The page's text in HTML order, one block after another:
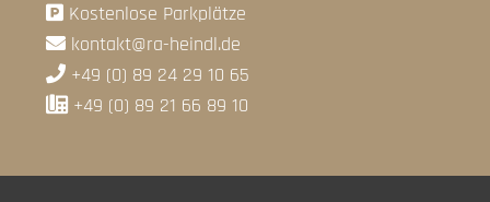
Kostenlose Parkplätze
kontakt@ra-heindl.de
+49 (0) 89 24 29 10 65
+49 (0) 89 21 66 89 10